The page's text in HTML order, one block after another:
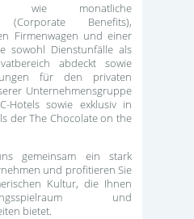
wie monatliche
(Corporate Benefits),
Firmenwagen und einer
sowohl Dienstunfälle als
abdeckt sowie
für den privaten
Unternehmensgruppe
Hotels sowie exklusiv in
der The Chocolate on the
gemeinsam ein stark
und profitieren Sie
Kultur, die Ihnen
und
bietet.